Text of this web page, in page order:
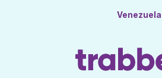
Venezuela